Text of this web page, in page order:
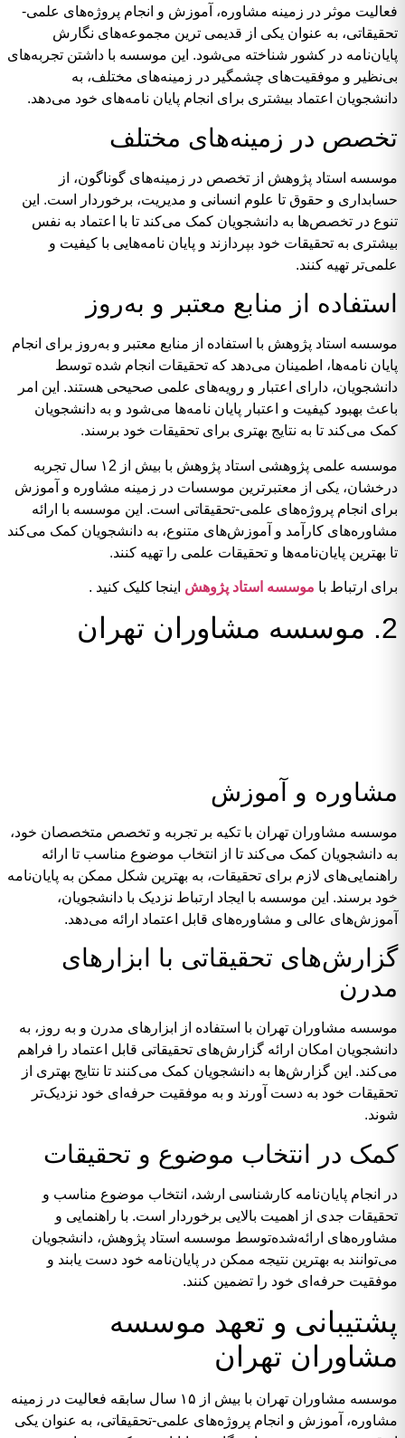
فعالیت موثر در زمینه مشاوره، آموزش و انجام پروژه‌های علمی-
تحقیقاتی، به عنوان یکی از قدیمی ترین مجموعه‌های نگارش
پایان‌نامه در کشور شناخته می‌شود. این موسسه با داشتن تجربه‌های
بی‌نظیر و موفقیت‌های چشمگیر در زمینه‌های مختلف، به
دانشجویان اعتماد بیشتری برای انجام پایان نامه‌های خود می‌دهد.
تخصص در زمینه‌های مختلف
موسسه استاد پژوهش از تخصص در زمینه‌های گوناگون، از
حسابداری و حقوق تا علوم انسانی و مدیریت، برخوردار است. این
تنوع در تخصص‌ها به دانشجویان کمک می‌کند تا با اعتماد به نفس
بیشتری به تحقیقات خود بپردازند و پایان نامه‌هایی با کیفیت و
علمی‌تر تهیه کنند.
استفاده از منابع معتبر و به‌روز
موسسه استاد پژوهش با استفاده از منابع معتبر و به‌روز برای انجام
پایان نامه‌ها، اطمینان می‌دهد که تحقیقات انجام شده توسط
دانشجویان، دارای اعتبار و رویه‌های علمی صحیحی هستند. این امر
باعث بهبود کیفیت و اعتبار پایان نامه‌ها می‌شود و به دانشجویان
کمک می‌کند تا به نتایج بهتری برای تحقیقات خود برسند.
موسسه علمی پژوهشی استاد پژوهش با بیش از ۱2 سال تجربه
درخشان، یکی از معتبرترین موسسات در زمینه مشاوره و آموزش
برای انجام پروژه‌های علمی-تحقیقاتی است. این موسسه با ارائه
مشاوره‌های کارآمد و آموزش‌های متنوع، به دانشجویان کمک می‌کند
تا بهترین پایان‌نامه‌ها و تحقیقات علمی را تهیه کنند.
برای ارتباط با موسسه استاد پژوهش اینجا کلیک کنید .
2. موسسه مشاوران تهران
مشاوره و آموزش
موسسه مشاوران تهران با تکیه بر تجربه و تخصص متخصصان خود،
به دانشجویان کمک می‌کند تا از انتخاب موضوع مناسب تا ارائه
راهنمایی‌های لازم برای تحقیقات، به بهترین شکل ممکن به پایان‌نامه
خود برسند. این موسسه با ایجاد ارتباط نزدیک با دانشجویان،
آموزش‌های عالی و مشاوره‌های قابل اعتماد ارائه می‌دهد.
گزارش‌های تحقیقاتی با ابزارهای
مدرن
موسسه مشاوران تهران با استفاده از ابزارهای مدرن و به روز، به
دانشجویان امکان ارائه گزارش‌های تحقیقاتی قابل اعتماد را فراهم
می‌کند. این گزارش‌ها به دانشجویان کمک می‌کنند تا نتایج بهتری از
تحقیقات خود به دست آورند و به موفقیت حرفه‌ای خود نزدیک‌تر
شوند.
کمک در انتخاب موضوع و تحقیقات
در انجام پایان‌نامه کارشناسی ارشد، انتخاب موضوع مناسب و
تحقیقات جدی از اهمیت بالایی برخوردار است. با راهنمایی و
مشاوره‌های ارائه‌شده‌توسط موسسه استاد پژوهش، دانشجویان
می‌توانند به بهترین نتیجه ممکن در پایان‌نامه خود دست یابند و
موفقیت حرفه‌ای خود را تضمین کنند.
پشتیبانی و تعهد موسسه
مشاوران تهران
موسسه مشاوران تهران با بیش از ۱۵ سال سابقه فعالیت در زمینه
مشاوره، آموزش و انجام پروژه‌های علمی-تحقیقاتی، به عنوان یکی